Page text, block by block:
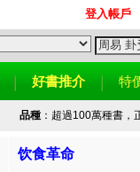
登入帳戶
好書推介 特
品種：超過100萬種書，
饮食革命